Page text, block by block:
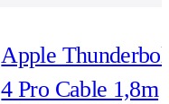
Apple
4 Pro Cable 1,8m